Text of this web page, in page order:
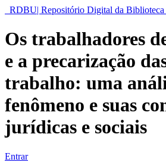
RDBU| Repositório Digital da Biblioteca
Os trabalhadores
e a precarização
trabalho: uma
fenômeno e suas
jurídicas e sociais
Entrar